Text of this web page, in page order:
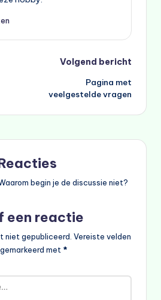
Volgend bericht
Pagina met
veelgestelde vragen
begin je de discussie niet?
een reactie
niet gepubliceerd. Vereiste velden
met *